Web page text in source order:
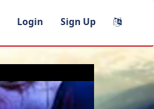
Login Sign Up